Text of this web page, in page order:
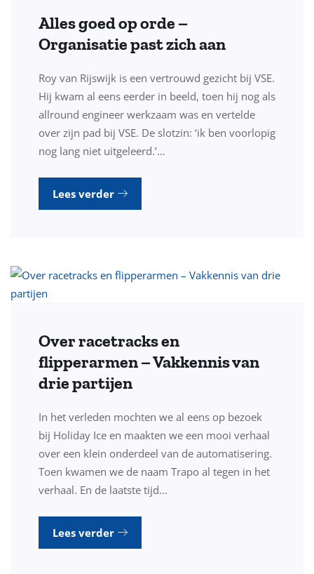
Alles goed op orde –
Organisatie past zich aan
Roy van Rijswijk is een vertrouwd gezicht bij VSE.
Hij kwam al eens eerder in beeld, toen hij nog als
allround engineer werkzaam was en vertelde
over zijn pad bij VSE. De slotzin: ‘ik ben voorlopig
nog lang niet uitgeleerd.’…
Lees verder
Over racetracks en
flipperarmen – Vakkennis van
drie partijen
In het verleden mochten we al eens op bezoek
bij Holiday Ice en maakten we een mooi verhaal
over een klein onderdeel van de automatisering.
Toen kwamen we de naam Trapo al tegen in het
verhaal. En de laatste tijd…
Lees verder